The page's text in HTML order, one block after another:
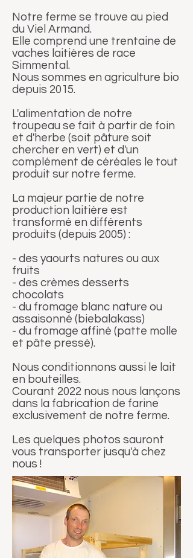
Notre ferme se trouve au pied
du Viel Armand.
Elle comprend une trentaine de
vaches laitières de race
Simmental.
Nous sommes en agriculture bio
depuis 2015.
L'alimentation de notre
troupeau se fait à partir de foin
et d'herbe (soit pâture soit
chercher en vert) et d'un
complément de céréales le tout
produit sur notre ferme.
La majeur partie de notre
production laitière est
transformé en différents
produits (depuis 2005) :
- des yaourts natures ou aux
fruits
- des crèmes desserts
chocolats
- du fromage blanc nature ou
assaisonné (biebalakass)
- du fromage affiné (patte molle
et pâte pressé).
Nous conditionnons aussi le lait
en bouteilles.
Courant 2022 nous nous lançons
dans la fabrication de farine
exclusivement de notre ferme.
Les quelques photos sauront
vous transporter jusqu'à chez
nous !